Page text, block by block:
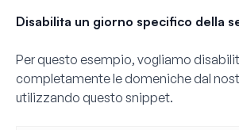
Disabilita un giorno specifico della
Per questo esempio, vogliamo
completamente le domeniche dal
utilizzando questo snippet.